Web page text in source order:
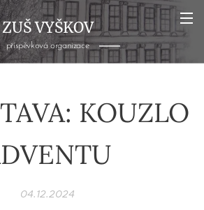
ZUŠ VYŠKOV
příspěvková organizace
KOUZLO
04.12.2024